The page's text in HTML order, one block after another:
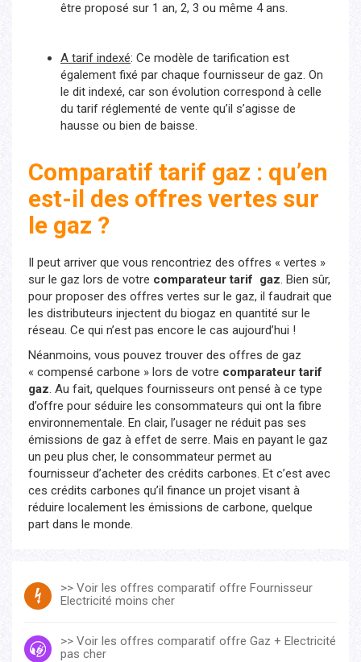
être proposé sur 1 an, 2, 3 ou même 4 ans.
A tarif indexé: Ce modèle de tarification est
également fixé par chaque fournisseur de gaz. On
le dit indexé, car son évolution correspond à celle
du tarif réglementé de vente qu’il s’agisse de
hausse ou bien de baisse.
Comparatif tarif gaz : qu’en
est-il des offres vertes sur
le gaz ?
Il peut arriver que vous rencontriez des offres « vertes »
sur le gaz lors de votre comparateur tarif gaz. Bien sûr,
pour proposer des offres vertes sur le gaz, il faudrait que
les distributeurs injectent du biogaz en quantité sur le
réseau. Ce qui n’est pas encore le cas aujourd’hui !
Néanmoins, vous pouvez trouver des offres de gaz
« compensé carbone » lors de votre comparateur tarif
gaz. Au fait, quelques fournisseurs ont pensé à ce type
d’offre pour séduire les consommateurs qui ont la fibre
environnementale. En clair, l’usager ne réduit pas ses
émissions de gaz à effet de serre. Mais en payant le gaz
un peu plus cher, le consommateur permet au
fournisseur d’acheter des crédits carbones. Et c’est avec
ces crédits carbones qu’il finance un projet visant à
réduire localement les émissions de carbone, quelque
part dans le monde.
>> Voir les offres comparatif offre Fournisseur
Electricité moins cher
>> Voir les offres comparatif offre Gaz + Electricité
pas cher